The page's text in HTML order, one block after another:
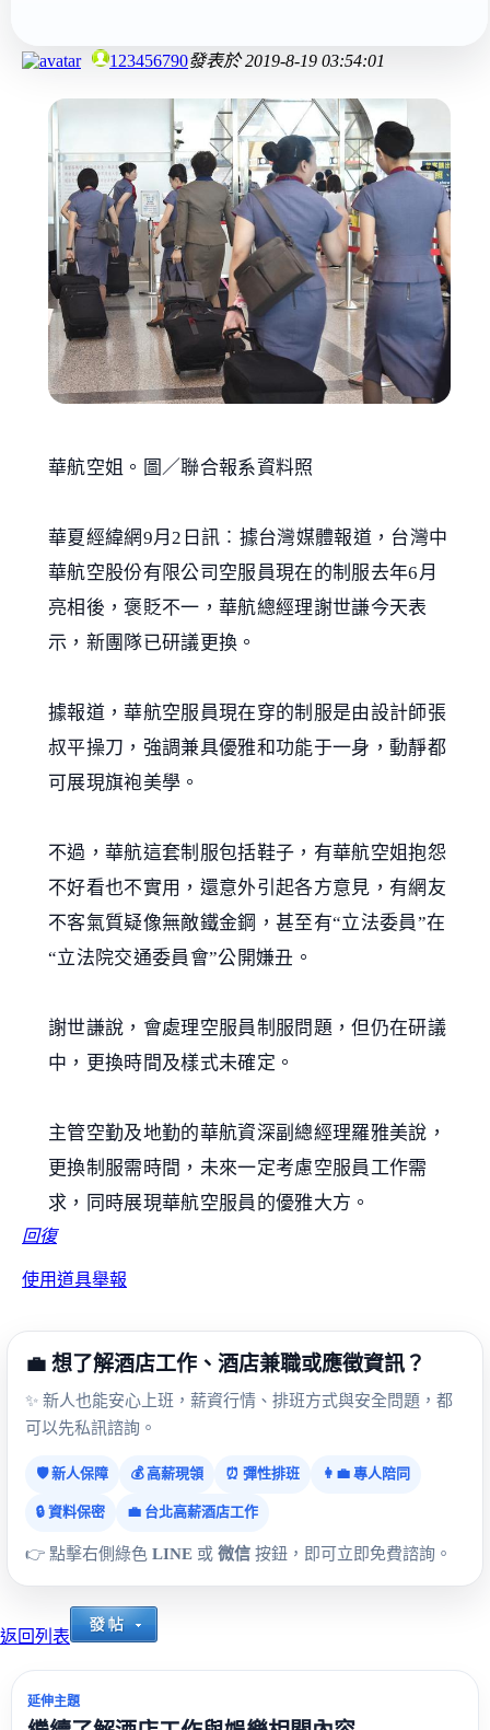
123456790發表於2019-8-19 03:54:01
華航空姐。圖／聯合報系資料照
華夏經緯網9月2日訊︰據台灣媒體報道，台灣中
華航空股份有限公司空服員現在的制服去年6月
亮相後，褒貶不一，華航總經理謝世謙今天表
示，新團隊已研議更換。
據報道，華航空服員現在穿的制服是由設計師張
叔平操刀，強調兼具優雅和功能于一身，動靜都
可展現旗袍美學。
不過，華航這套制服包括鞋子，有華航空姐抱怨
不好看也不實用，還意外引起各方意見，有網友
不客氣質疑像無敵鐵金鋼，甚至有“立法委員”在
“立法院交通委員會”公開嫌丑。
謝世謙說，會處理空服員制服問題，但仍在研議
中，更換時間及樣式未確定。
主管空勤及地勤的華航資深副總經理羅雅美說，
更換制服需時間，未來一定考慮空服員工作需
求，同時展現華航空服員的優雅大方。
回復
使用道具舉報
💼 想了解酒店工作、酒店兼職或應徵資訊？
✨ 新人也能安心上班，薪資行情、排班方式與安全問題，都
可以先私訊諮詢。
🛡️ 新人保障 💰 高薪現領 ⏰ 彈性排班 👩‍💼 專人陪同
🔒 資料保密 💼 台北高薪酒店工作
👉 點擊右側綠色 LINE 或 微信 按鈕，即可立即免費諮詢。
返回列表
延伸主題